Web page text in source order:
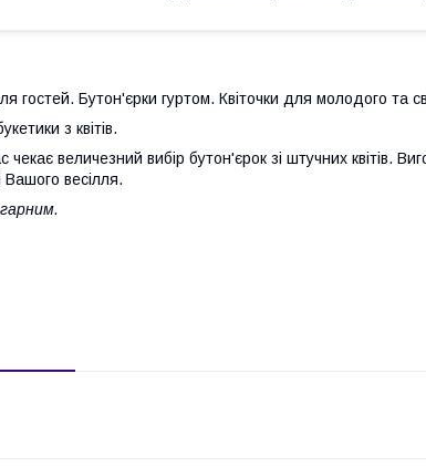
гостей. Бутон'єрки гуртом. Квіточки для молодого та
з квітів.
величезний вибір бутон'єрок зі штучних квітів.
Вашого весілля.